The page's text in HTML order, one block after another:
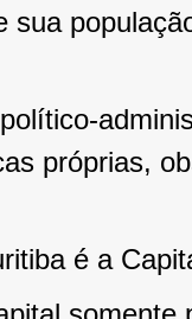
sua
próprias,
é a